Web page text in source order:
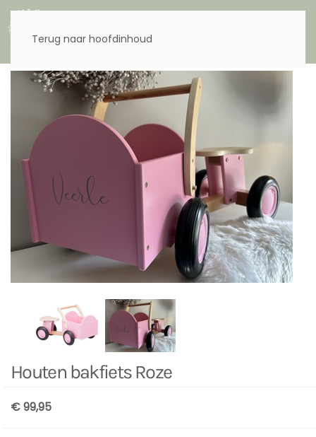
Terug naar hoofdinhoud
Houten bakfiets Roze
€ 99,95